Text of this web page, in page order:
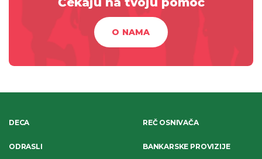
O NAMA
DECA
ODRASLI
REČ OSNIVAČA
BANKARSKE PROVIZIJE